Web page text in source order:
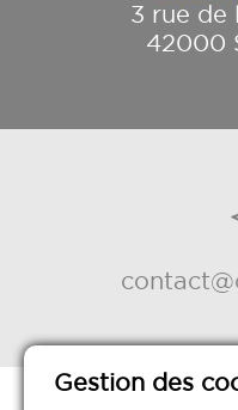
3 rue de
42000
Gestion des